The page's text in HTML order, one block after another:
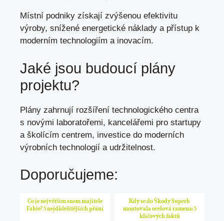
Místní podniky získají zvýšenou efektivitu
výroby, snížené energetické náklady a přístup k
moderním technologiím a inovacím.
Jaké jsou budoucí plány
projektu?
Plány zahrnují rozšíření technologického centra
s novými laboratořemi, kancelářemi pro startupy
a školícím centrem, investice do moderních
výrobních technologií a udržitelnost.
Doporučujeme:
Co je největším snem majitele
Fabie? 5 nejdůležitějších přání
Kdy se do Škody Superb
montovala ocelová ramena: 5
klíčových faktů